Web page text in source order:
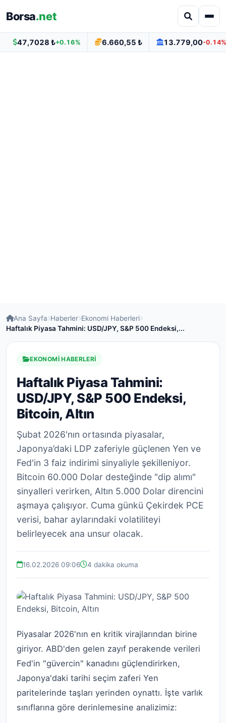
Borsa.net
47,7028 ₺+0.16% 6.660,55 ₺ 13.779,00-0.14%
Ana Sayfa Haberler Ekonomi Haberleri
Haftalık Piyasa Tahmini: USD/JPY, S&P 500 Endeksi,...
EKONOMI HABERLERI
Haftalık Piyasa Tahmini:
USD/JPY, S&P 500 Endeksi,
Bitcoin, Altın
Şubat 2026'nın ortasında piyasalar,
Japonya’daki LDP zaferiyle güçlenen Yen ve
Fed'in 3 faiz indirimi sinyaliyle şekilleniyor.
Bitcoin 60.000 Dolar desteğinde "dip alımı"
sinyalleri verirken, Altın 5.000 Dolar direncini
aşmaya çalışıyor. Cuma günkü Çekirdek PCE
verisi, bahar aylarındaki volatiliteyi
belirleyecek ana unsur olacak.
16.02.2026 09:06 4 dakika okuma
Piyasalar 2026'nın en kritik virajlarından birine
giriyor. ABD'den gelen zayıf perakende verileri
Fed'in "güvercin" kanadını güçlendirirken,
Japonya'daki tarihi seçim zaferi Yen
paritelerinde taşları yerinden oynattı. İşte varlık
sınıflarına göre derinlemesine analizimiz: